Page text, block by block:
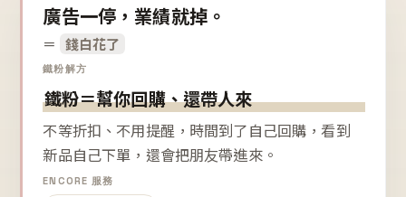
廣告一停，業績就掉。
＝ 錢白花了
鐵粉解方
鐵粉＝幫你回購、還帶人來
不等折扣、不用提醒，時間到了自己回購，看到
新品自己下單，還會把朋友帶進來。
ENCORE 服務